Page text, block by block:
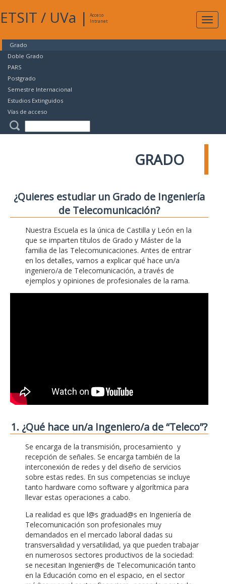
ETSIT / UVa |
Acceso
Intranet
Grado
Doble Grado
PARS
Postgrado
Semestre Internacional
Estudios Extinguidos
Vías de acceso
GRADO
¿Quieres estudiar un Grado de Ingeniería
de Telecomunicación?
Nuestra Escuela es la única de Castilla y León en la
que se imparten títulos de Grado y Máster de la
familia de las Telecomunicaciones. Antes de entrar
en los detalles, vamos a explicar qué hace un/a
ingeniero/a de Telecomunicación, a través de
ejemplos y opiniones de profesionales de la rama.
1. ¿Qué hace un/a Ingeniero/a de “Teleco”?
Se encarga de la transmisión, procesamiento y
recepción de señales. Se encarga también de la
interconexión de redes y del diseño de servicios
sobre estas redes. En sus competencias se incluye
tanto hardware como software y algorítmica para
llevar estas operaciones a cabo.
La realidad es que l@s graduad@s en Ingeniería de
Telecomunicación son profesionales muy
demandados en el mercado laboral dadas su
transversalidad y versatilidad, ya que pueden trabajar
en numerosos sectores productivos de la sociedad:
se necesitan Ingenier@s de Telecomunicación tanto
en la Educación como en el espacio, en el sector